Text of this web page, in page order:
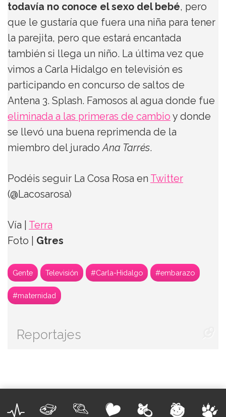
todavía no conoce el sexo del bebé, pero
que le gustaría que fuera una niña para tener
la parejita, pero que estará encantada
también si llega un niño. La última vez que
vimos a Carla Hidalgo en televisión es
participando en concurso de saltos de
Antena 3. Splash. Famosos al agua donde fue
eliminada a las primeras de cambio y donde
se llevó una buena reprimenda de la
miembro del jurado Ana Tarrés.
Podéis seguir La Cosa Rosa en Twitter
(@Lacosarosa)
Vía | Terra
Foto | Gtres
Gente Televisión #Carla-Hidalgo #embarazo
#maternidad
Reportajes